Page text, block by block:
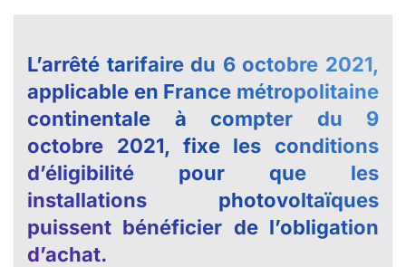
L’arrêté tarifaire du 6 octobre 2021,
applicable en France métropolitaine
continentale à compter du 9
octobre 2021, fixe les conditions
d’éligibilité pour que les
installations photovoltaïques
puissent bénéficier de l’obligation
d’achat.